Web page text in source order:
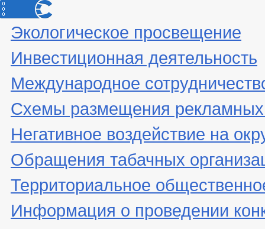
Экологическое просвещение
Инвестиционная деятельность
Международное
Схемы размещения рекламных
Негативное воздействие на
Обращения табачных
Территориальное
Информация о проведении